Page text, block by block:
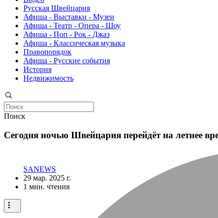
Русская Швейцария
Афиша - Выставки - Музеи
Афиша - Театр - Опера - Шоу
Афиша - Поп - Рок - Джаз
Афиша - Классическая музыка
Правопорядок
Афиша - Русские события
История
Недвижимость
Поиск
Сегодня ночью Швейцария перейдёт на летнее
SANEWS
29 мар. 2025 г.
1 мин. чтения